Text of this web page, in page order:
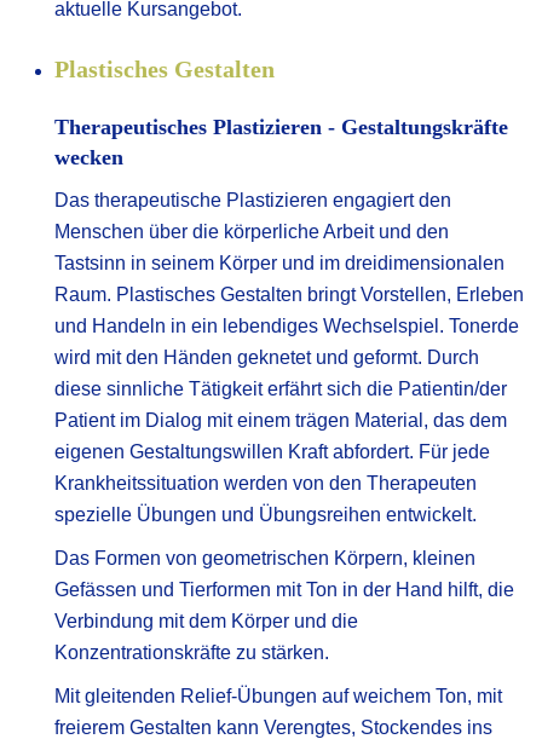
aktuelle Kursangebot.
Plastisches Gestalten
Therapeutisches Plastizieren - Gestaltungskräfte
wecken
Das therapeutische Plastizieren engagiert den
Menschen über die körperliche Arbeit und den
Tastsinn in seinem Körper und im dreidimensionalen
Raum. Plastisches Gestalten bringt Vorstellen, Erleben
und Handeln in ein lebendiges Wechselspiel. Tonerde
wird mit den Händen geknetet und geformt. Durch
diese sinnliche Tätigkeit erfährt sich die Patientin/der
Patient im Dialog mit einem trägen Material, das dem
eigenen Gestaltungswillen Kraft abfordert. Für jede
Krankheitssituation werden von den Therapeuten
spezielle Übungen und Übungsreihen entwickelt.
Das Formen von geometrischen Körpern, kleinen
Gefässen und Tierformen mit Ton in der Hand hilft, die
Verbindung mit dem Körper und die
Konzentrationskräfte zu stärken.
Mit gleitenden Relief-Übungen auf weichem Ton, mit
freierem Gestalten kann Verengtes, Stockendes ins